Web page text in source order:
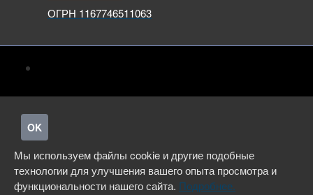
ОГРН 1167746511063
OK
Мы используем файлы cookie и другие подобные
технологии для улучшения вашего опыта просмотра и
функциональности нашего сайта. Подробнее.